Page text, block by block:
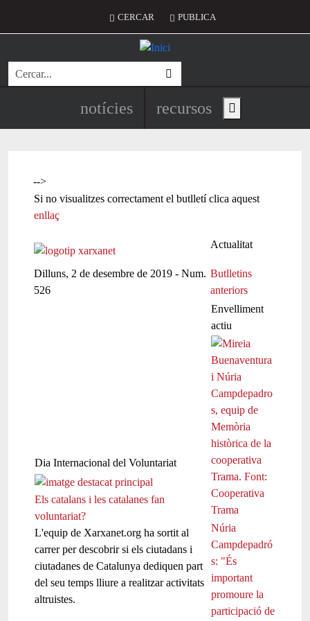
Menú del compte d'usuari
CERCAR PUBLICA
Cerca
Navegació principal de
notícies recursos Show main menu
-->
Si no visualitzes correctament el butlletí clica aquest
enllaç
Actualitat
Dilluns, 2 de desembre de 2019 - Num.
526
Butlletins
anteriors
Dia Internacional del Voluntariat
Els catalans i les catalanes fan
voluntariat?
L'equip de Xarxanet.org ha sortit al
carrer per descobrir si els ciutadans i
ciutadanes de Catalunya dediquen part
del seu temps lliure a realitzar activitats
altruistes.
Envelliment
actiu
Núria
Campdepadró
s: "És
important
promoure la
participació de